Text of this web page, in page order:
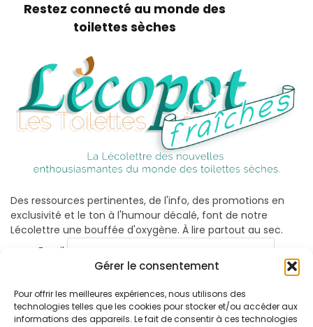
Gérer le consentement
Pour offrir les meilleures expériences, nous utilisons des
technologies telles que les cookies pour stocker et/ou accéder aux
informations des appareils. Le fait de consentir à ces technologies
Restez connecté au monde des
toilettes sèches
Des ressources pertinentes, de l'info, des promotions en
exclusivité et le ton à l'humour décalé, font de notre
Lécolettre une bouffée d'oxygène. À lire partout au sec.
Email